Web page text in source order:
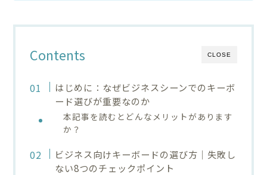
CLOSE
Contents
はじめに：なぜビジネスシーンでのキーボ
ード選びが重要なのか
本記事を読むとどんなメリットがあります
か？
ビジネス向けキーボードの選び方｜失敗し
ない8つのチェックポイント